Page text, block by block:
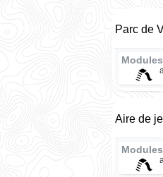
Parc de
Aire de